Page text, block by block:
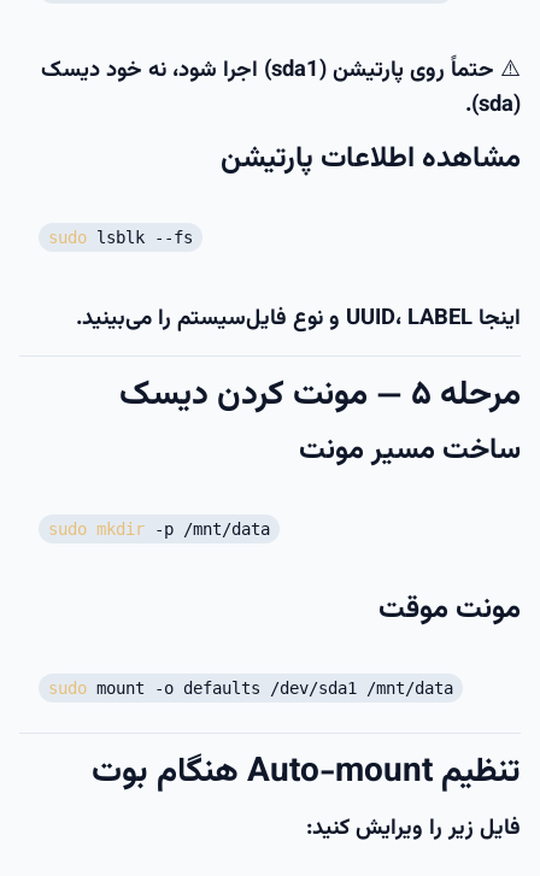
⚠️ حتماً رویپارتیشن (sda1)
اجرا شود، نه خود دیسک
(sda).
مشاهده اطلاعات پارتیشن
sudo lsblk --fs
اینجا UUID، LABEL و نوع فایل‌سیستم را می‌بینید.
مرحله ۵ — مونت کردن دیسک
ساخت مسیر مونت
sudo mkdir -p /mnt/data
مونت موقت
sudo mount -o defaults /dev/sda1 /mnt/data
تنظیم Auto-mount هنگام بوت
فایل زیر را ویرایش کنید: